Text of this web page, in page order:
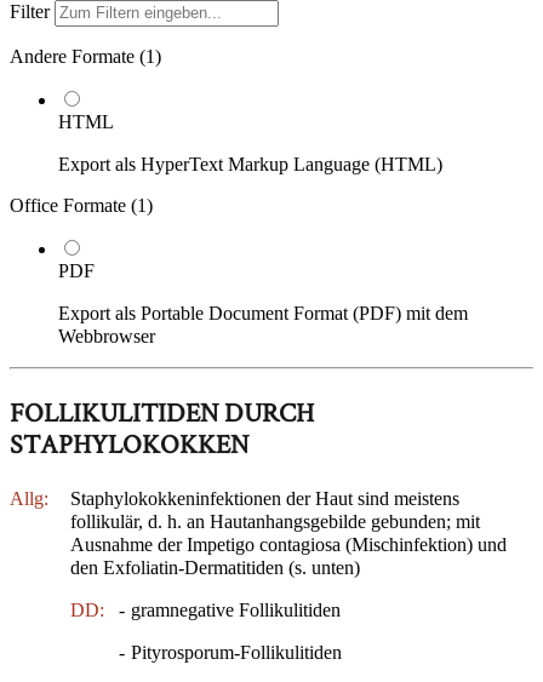
Filter
Andere Formate (1)
HTML
Export als HyperText Markup Language (HTML)
Office Formate (1)
PDF
Export als Portable Document Format (PDF) mit dem
Webbrowser
FOLLIKULITIDEN DURCH
STAPHYLOKOKKEN
Allg:
Staphylokokkeninfektionen der Haut sind meistens
follikulär, d. h. an Hautanhangsgebilde gebunden; mit
Ausnahme der Impetigo contagiosa (Mischinfektion) und
den Exfoliatin-Dermatitiden (s. unten)
DD: - gramnegative Follikulitiden
- Pityrosporum-Follikulitiden